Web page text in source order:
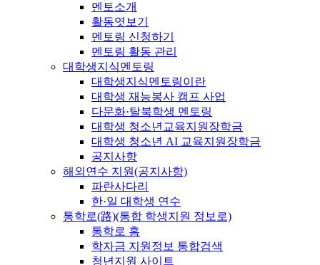
멘토소개
활동엿보기
멘토링 신청하기
멘토링 활동 관리
대학생지식멘토링
대학생지식멘토링이란
대학생 재능봉사 캠프 사업
다문화·탈북학생 멘토링
대학생 청소년교육지원장학금
대학생 청소년 AI 교육지원장학금
공지사항
해외연수 지원(공지사항)
파란사다리
한·일 대학생 연수
통학로(路)(통합 학생지원 정보로)
통학로 홈
학자금 지원정보 통합검색
청년지원 사이트